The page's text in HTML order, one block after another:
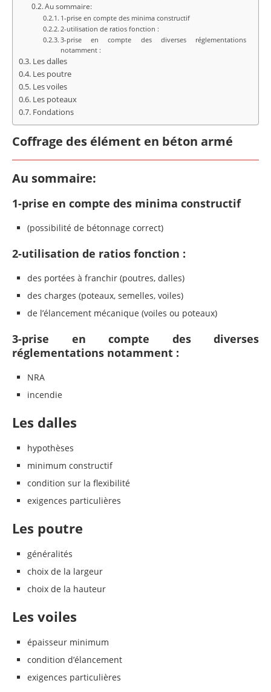
Au sommaire:
1-prise en compte des minima constructif
2-utilisation de ratios fonction :
3-prise en compte des diverses réglementations
notamment :
Les dalles
Les poutre
Les voiles
Les poteaux
Fondations
Coffrage des élément en béton armé
Au sommaire:
1-prise en compte des minima constructif
(possibilité de bétonnage correct)
2-utilisation de ratios fonction :
des portées à franchir (poutres, dalles)
des charges (poteaux, semelles, voiles)
de l’élancement mécanique (voiles ou poteaux)
3-prise en compte des diverses
réglementations notamment :
NRA
incendie
Les dalles
hypothèses
minimum constructif
condition sur la flexibilité
exigences particulières
Les poutre
généralités
choix de la largeur
choix de la hauteur
Les voiles
épaisseur minimum
condition d’élancement
exigences particulières